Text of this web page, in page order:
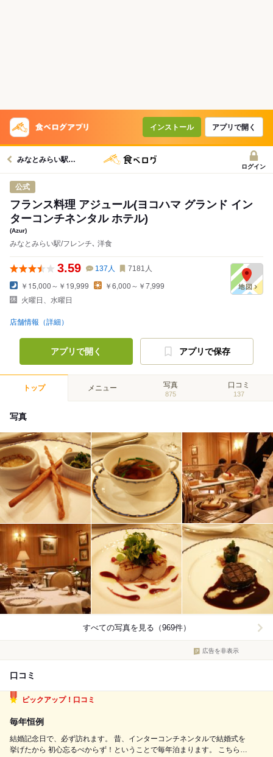
インストール アプリで開く
みなとみらい駅グルメへ
ログイン
公式
フランス料理 アジュール(ヨコハマ グランド イン
ターコンチネンタル ホテル)
(Azur)
みなとみらい駅/フレンチ､ 洋食
3.59 137 人 7181 人
￥15,000～￥19,999
￥6,000～￥7,999
火曜日、水曜日
店舗情報（詳細）
アプリで開く アプリで保存
トップ メニュー 写真
875
口コミ
137
写真
すべての写真を見る（969件）
広告を非表示
口コミ
ピックアップ！口コミ
毎年恒例
結婚記念日で、必ず訪れます。 昔、インターコンチネンタルで結婚式を
挙げたから 初心忘るべからず！ということで毎年泊まります。 こちらの